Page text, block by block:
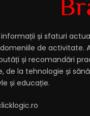
și sfaturi
de activitate.
și recomandări
de la tehnologie și
și educație.